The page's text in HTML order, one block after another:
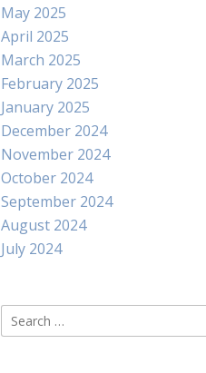
May 2025
April 2025
March 2025
February 2025
January 2025
December 2024
November 2024
October 2024
September 2024
August 2024
July 2024
Search
for: